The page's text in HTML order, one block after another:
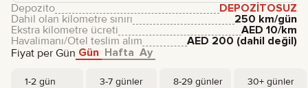
Fiyat per Gün Gün Hafta Ay
1-2 gün 3-7 günler 8-29 günler 30+ günler
Depozito
DEPOZITOSUZ
Dahil olan kilometre sınırı
250 km/gün
Ekstra kilometre ücreti
AED 10/km
Havalimanı/Otel teslim alım
AED 200 (dahil değil)